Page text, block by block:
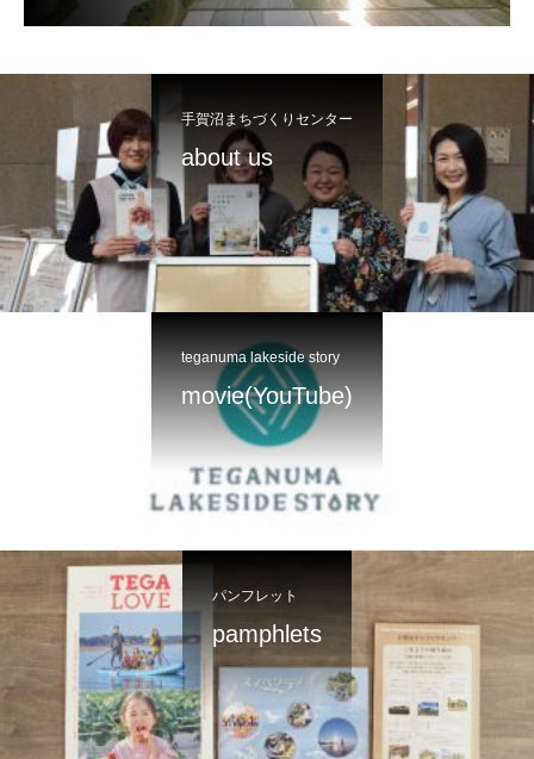
手賀沼まちづくりセンター
about us
teganuma lakeside story
movie(YouTube)
パンフレット
pamphlets